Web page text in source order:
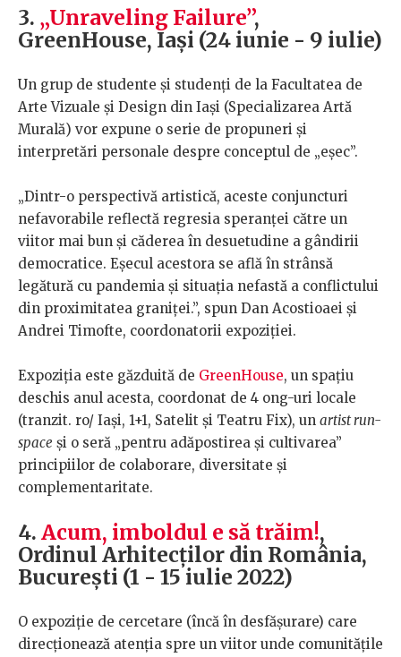
3. „Unraveling Failure”,
GreenHouse, Iași (24 iunie - 9 iulie)
Un grup de studente și studenți de la Facultatea de
Arte Vizuale și Design din Iași (Specializarea Artă
Murală) vor expune o serie de propuneri și
interpretări personale despre conceptul de „eșec”.
„Dintr-o perspectivă artistică, aceste conjuncturi
nefavorabile reflectă regresia speranței către un
viitor mai bun și căderea în desuetudine a gândirii
democratice. Eșecul acestora se află în strânsă
legătură cu pandemia și situația nefastă a conflictului
din proximitatea graniței.”, spun Dan Acostioaei și
Andrei Timofte, coordonatorii expoziției.
Expoziția este găzduită de GreenHouse, un spațiu
deschis anul acesta, coordonat de 4 ong-uri locale
(tranzit. ro/ Iași, 1+1, Satelit și Teatru Fix), un artist run-
space și o seră „pentru adăpostirea și cultivarea”
principiilor de colaborare, diversitate și
complementaritate.
4. Acum, imboldul e să trăim!,
Ordinul Arhitecților din România,
București (1 - 15 iulie 2022)
O expoziție de cercetare (încă în desfășurare) care
direcționează atenția spre un viitor unde comunitățile